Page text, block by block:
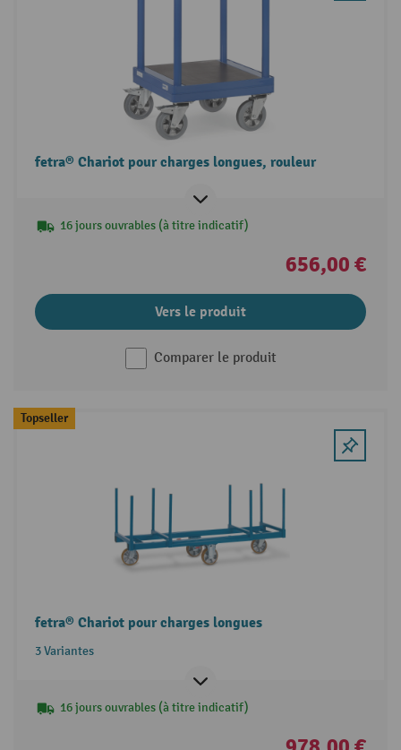
fetra® Chariot pour charges longues, rouleur
16 jours ouvrables (à titre indicatif)
656,00 €
Vers le produit
Comparer le produit
Topseller
fetra® Chariot pour charges longues
3 Variantes
16 jours ouvrables (à titre indicatif)